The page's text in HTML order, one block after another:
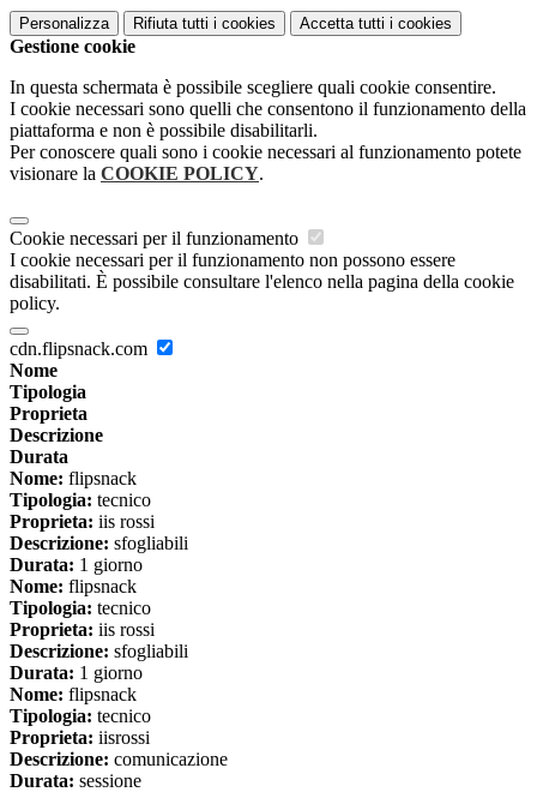
Personalizza Rifiuta tutti i cookies Accetta tutti i cookies
Gestione cookie
In questa schermata è possibile scegliere quali cookie consentire.
I cookie necessari sono quelli che consentono il funzionamento della
piattaforma e non è possibile disabilitarli.
Per conoscere quali sono i cookie necessari al funzionamento potete
visionare la COOKIE POLICY.
Cookie necessari per il funzionamento
I cookie necessari per il funzionamento non possono essere
disabilitati. È possibile consultare l'elenco nella pagina della cookie
policy.
cdn.flipsnack.com
Nome
Tipologia
Proprieta
Descrizione
Durata
Nome: flipsnack
Tipologia: tecnico
Proprieta: iis rossi
Descrizione: sfogliabili
Durata: 1 giorno
Nome: flipsnack
Tipologia: tecnico
Proprieta: iis rossi
Descrizione: sfogliabili
Durata: 1 giorno
Nome: flipsnack
Tipologia: tecnico
Proprieta: iisrossi
Descrizione: comunicazione
Durata: sessione